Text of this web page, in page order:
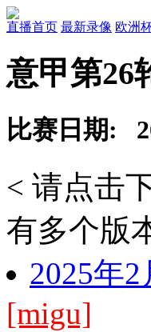
直播首页 最新录像 欧洲
意甲第26
比赛日期:
< 请点击
有多个版
2025年
[migu]